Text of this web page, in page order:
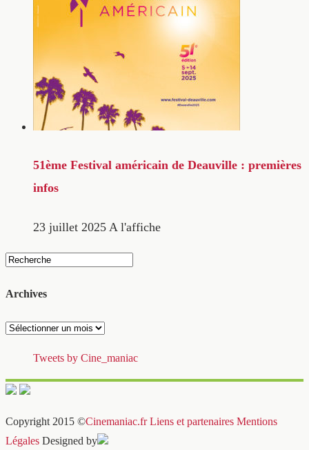
51ème Festival américain de Deauville : premières
infos
23 juillet 2025 A l'affiche
Archives
Archives
Tweets by Cine_maniac
Copyright 2015 ©Cinemaniac.fr Liens et partenaires Mentions
Légales Designed by